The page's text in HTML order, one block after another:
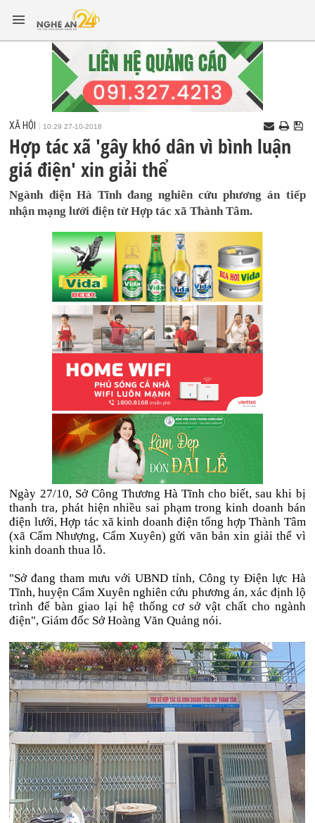
XÃ HỘI 10:29 27-10-2018
Hợp tác xã 'gây khó dân vì bình luận
giá điện' xin giải thể
Ngành điện Hà Tĩnh đang nghiên cứu phương án tiếp
nhận mạng lưới điện từ Hợp tác xã Thành Tâm.
Ngày 27/10, Sở Công Thương Hà Tĩnh cho biết, sau khi bị
thanh tra, phát hiện nhiều sai phạm trong kinh doanh bán
điện lưới, Hợp tác xã kinh doanh điện tổng hợp Thành Tâm
(xã Cẩm Nhượng, Cẩm Xuyên) gửi văn bản xin giải thể vì
kinh doanh thua lỗ.
"Sở đang tham mưu với UBND tỉnh, Công ty Điện lực Hà
Tĩnh, huyện Cẩm Xuyên nghiên cứu phương án, xác định lộ
trình để bàn giao lại hệ thống cơ sở vật chất cho ngành
điện", Giám đốc Sở Hoàng Văn Quảng nói.